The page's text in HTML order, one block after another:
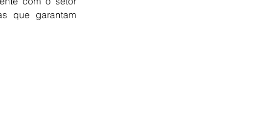
que garantam